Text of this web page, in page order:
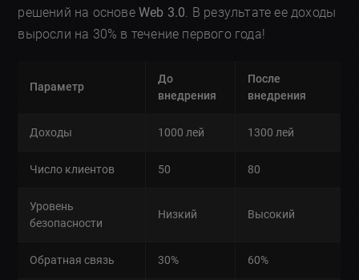
решений на основеWeb 3.0. В результате ее доходы
выросли на 30% в течение первого года!
Параметр
До
внедрения
После
внедрения
Доходы 1000 лей 1300 лей
Число клиентов 50 80
Уровень
безопасности
Низкий Высокий
Обратная связь 30% 60%